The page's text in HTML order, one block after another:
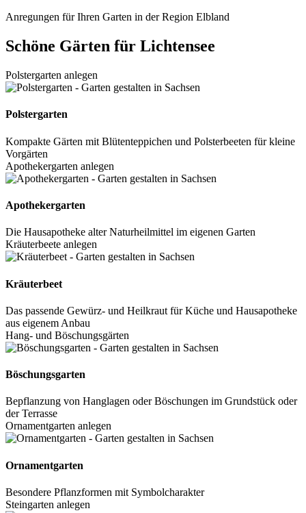
Anregungen für Ihren Garten in der Region Elbland
Schöne Gärten für Lichtensee
Polstergarten anlegen
Polstergarten
Kompakte Gärten mit Blütenteppichen und Polsterbeeten für kleine
Vorgärten
Apothekergarten anlegen
Apothekergarten
Die Hausapotheke alter Naturheilmittel im eigenen Garten
Kräuterbeete anlegen
Kräuterbeet
Das passende Gewürz- und Heilkraut für Küche und Hausapotheke
aus eigenem Anbau
Hang- und Böschungsgärten
Böschungsgarten
Bepflanzung von Hanglagen oder Böschungen im Grundstück oder
der Terrasse
Ornamentgarten anlegen
Ornamentgarten
Besondere Pflanzformen mit Symbolcharakter
Steingarten anlegen